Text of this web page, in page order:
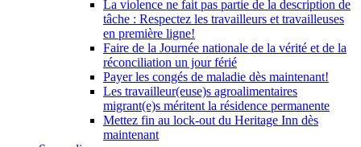
La violence ne fait pas partie de la description de
tâche : Respectez les travailleurs et travailleuses
en première ligne!
Faire de la Journée nationale de la vérité et de la
réconciliation un jour férié
Payer les congés de maladie dès maintenant!
Les travailleur(euse)s agroalimentaires
migrant(e)s méritent la résidence permanente
Mettez fin au lock-out du Heritage Inn dès
maintenant